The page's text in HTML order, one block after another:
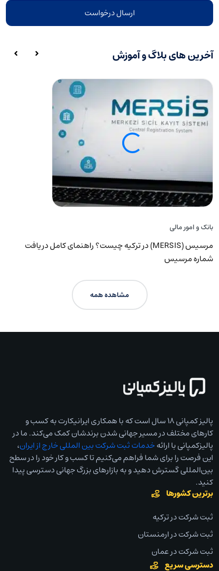
ارسال درخواست
آخرین های بلاگ و آموزش
بانک و امور مالی
مرسیس (MERSIS) در ترکیه چیست؟ راهنمای کامل دریافت
شماره مرسیس
مشاهده همه
پالیز کمپانی ۱۸ سال است که با همکاری ایرانیکارت به کسب و
کارهای مختلف در مسیر جهانی شدن برندشان کمک می‌کند. ما در
پالیزکمپانی با ارائهخدمات ثبت شرکت بین المللی خارج از ایران،
این فرصت را برای شما فراهم می‌کنیم تا کسب و کار خود را در سطح
بین‌المللی گسترش دهید و به بازارهای بزرگ جهانی دسترسی پیدا
کنید.
برترین کشورها
ثبت شرکت در ترکیه
ثبت شرکت در ارمنستان
ثبت شرکت در عمان
دسترسی سریع